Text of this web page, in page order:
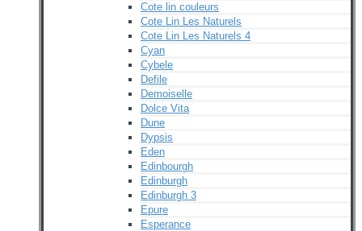
Cote lin couleurs
Cote Lin Les Naturels
Cote Lin Les Naturels 4
Cyan
Cybele
Defile
Demoiselle
Dolce Vita
Dune
Dypsis
Eden
Edinbourgh
Edinburgh
Edinburgh 3
Epure
Esperance